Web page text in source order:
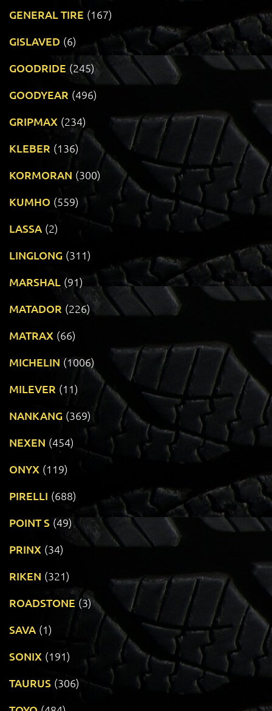
GENERAL TIRE (167)
GISLAVED (6)
GOODRIDE (245)
GOODYEAR (496)
GRIPMAX (234)
KLEBER (136)
KORMORAN (300)
KUMHO (559)
LASSA (2)
LINGLONG (311)
MARSHAL (91)
MATADOR (226)
MATRAX (66)
MICHELIN (1006)
MILEVER (11)
NANKANG (369)
NEXEN (454)
ONYX (119)
PIRELLI (688)
POINT S (49)
PRINX (34)
RIKEN (321)
ROADSTONE (3)
SAVA (1)
SONIX (191)
TAURUS (306)